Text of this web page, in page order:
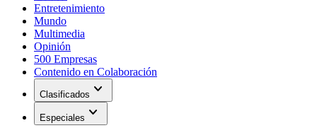
Entretenimiento
Mundo
Multimedia
Opinión
500 Empresas
Contenido en Colaboración
Clasificados expand_more
Especiales expand_more